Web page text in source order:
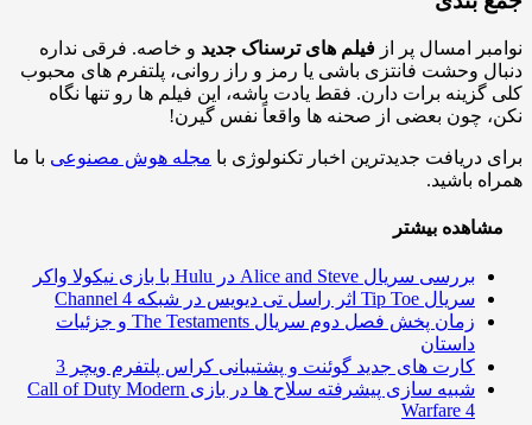
امسال پر از فیلم های ترسناک جدید و خاصه. فرقی نداره
وحشت فانتزی باشی یا رمز و راز روانی، پلتفرم های محبوب
برات دارن. فقط یادت باشه، این فیلم ها رو تنها نگاه
چون بعضی از صحنه ها واقعاً نفس گیرن!
دریافت جدیدترین اخبار تکنولوژی با مجله هوش مصنوعیبا ما
باشید.
بیشتر
بررسی سریال Alice and Steve در Hulu با بازی نیکولا واکر
سریال Tip Toe اثر راسل تی دیویس در شبکه Channel 4
زمان پخش فصل دوم سریال The Testaments و جزئیات
داستان
کارت های جدید گوئنت و پشتیبانی کراس پلتفرم ویچر 3
شبیه سازی پیشرفته سلاح ها در بازی Call of Duty Modern
Warfare 4